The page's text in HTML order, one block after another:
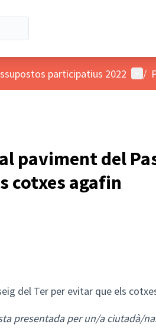
participatius 2022 /
paviment del
cotxes agafin
del Ter per evitar que els
presentada per un/a ciutadà/